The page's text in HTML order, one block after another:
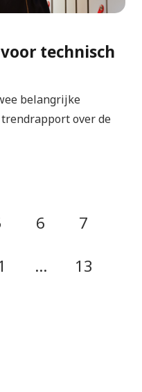
technisch
belangrijke
over de
6 7
… 13